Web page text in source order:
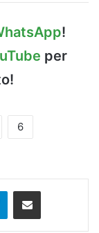
!
per
6
TelegramCondividi via Email